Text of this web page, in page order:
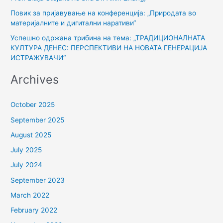
Повик за пријавување на конференција: „Природата во
материјалните и дигитални наративи“
Успешно одржана трибина на тема: „ТРАДИЦИОНАЛНАТА
КУЛТУРА ДЕНЕС: ПЕРСПЕКТИВИ НА НОВАТА ГЕНЕРАЦИЈА
ИСТРАЖУВАЧИ“
Archives
October 2025
September 2025
August 2025
July 2025
July 2024
September 2023
March 2022
February 2022